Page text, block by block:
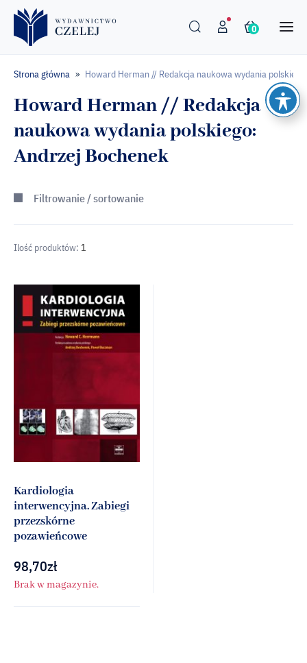
0
Strona główna » Howard Herman // Redakcja naukowa wydania
Howard Herman // Redakcja
naukowa wydania polskiego:
Andrzej Bochenek
Filtrowanie / sortowanie
Ilość produktów: 1
Kardiologia
interwencyjna. Zabiegi
przezskórne
pozawieńcowe
98,70zł
Brak w magazynie.